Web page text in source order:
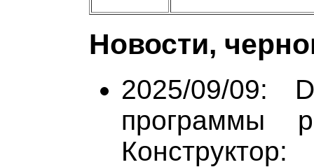
Новости,
2025/09/09:
программы